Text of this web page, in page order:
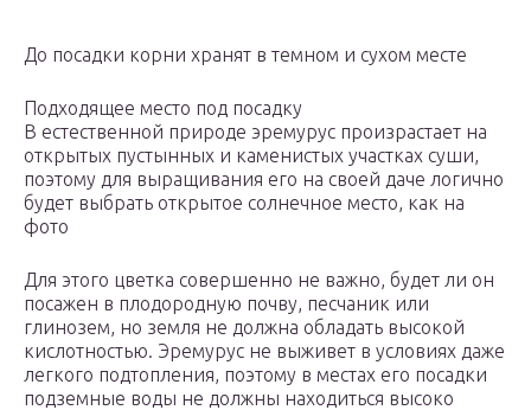
До посадки корни хранят в темном и сухом месте
Подходящее место под посадку
В естественной природе эремурус произрастает на
открытых пустынных и каменистых участках суши,
поэтому для выращивания его на своей даче логично
будет выбрать открытое солнечное место, как на
фото
Для этого цветка совершенно не важно, будет ли он
посажен в плодородную почву, песчаник или
глинозем, но земля не должна обладать высокой
кислотностью. Эремурус не выживет в условиях даже
легкого подтопления, поэтому в местах его посадки
подземные воды не должны находиться высоко